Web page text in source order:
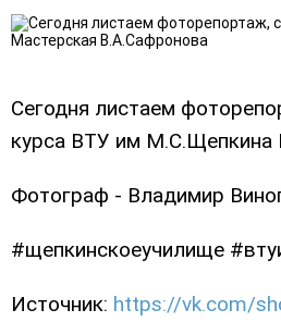
Сегодня листаем
курса ВТУ им М.С.Щепкина
Фотограф - Владимир
#щепкинскоеучилище
Источник: https://vk.com/